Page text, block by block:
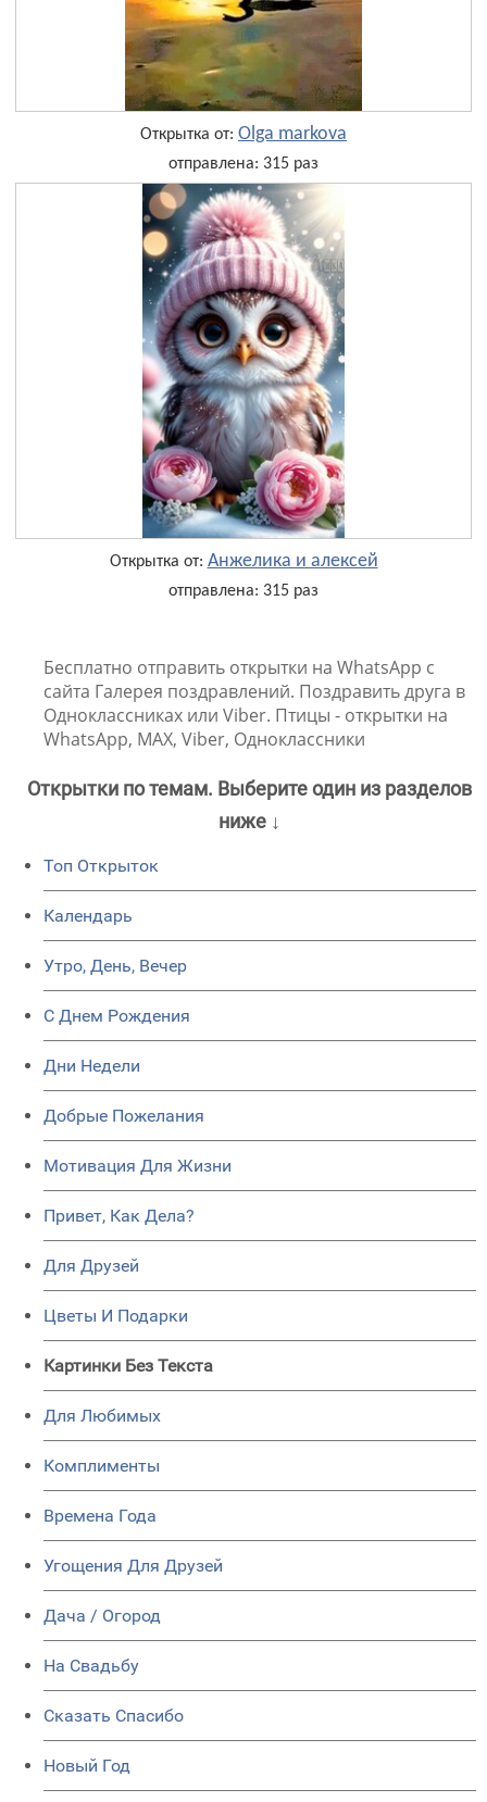
Открытка от: Olga markova
отправлена: 315 раз
Открытка от: Анжелика и алексей
отправлена: 315 раз
Бесплатно отправить открытки на WhatsApp с
сайта Галерея поздравлений. Поздравить друга в
Одноклассниках или Viber. Птицы - открытки на
WhatsApp, MAX, Viber, Одноклассники
Открытки по темам. Выберите один из разделов
ниже ↓
Топ Открыток
Календарь
Утро, День, Вечер
C Днем Рождения
Дни Недели
Добрые Пожелания
Мотивация Для Жизни
Привет, Как Дела?
Для Друзей
Цветы И Подарки
Картинки Без Текста
Для Любимых
Комплименты
Времена Года
Угощения Для Друзей
Дача / Огород
На Свадьбу
Сказать Спасибо
Новый Год